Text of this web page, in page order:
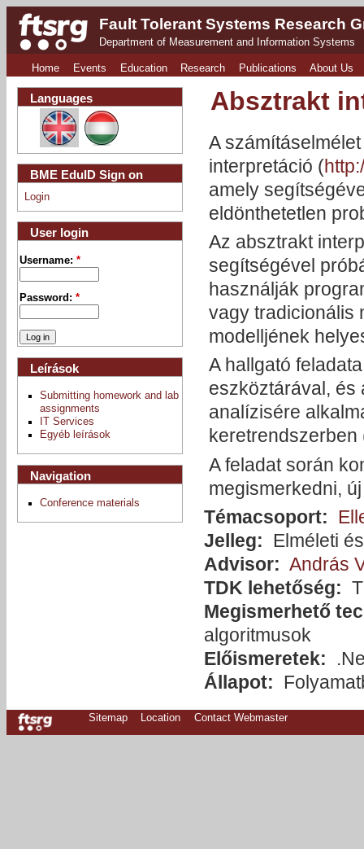
Fault Tolerant Systems Research
Department of Measurement and Information Systems
Home Events Education Research Publications About Us
Absztrakt
A
interpretáció (
amely
eldönthetetlen
Az absztrakt
segítségével
használják
vagy tradicionális
modelljének
A hallgató
eszköztárával, és
analízisére
keretrendszerben
A feladat során
megismerkedni,
Témacsoport:
Jelleg:
Elméleti
Advisor: András
TDK lehetőség:
Megismerhető
algoritmusok
Előismeretek:
Állapot:
Languages
BME EduID Sign on
Login
User login
Username:*
Password:*
Leírások
Submitting homework and lab
assignments
IT Services
Egyéb leírások
Navigation
Conference materials
Sitemap Location Contact Webmaster